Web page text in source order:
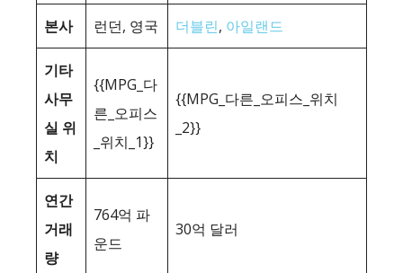
본사 런던, 영국 더블린, 아일랜드
기타
사무
실 위
치
{{MPG_다
른_오피스
_위치_1}}
{{MPG_다른_오피스_위치
_2}}
연간
거래
량
764억 파
운드
30억 달러